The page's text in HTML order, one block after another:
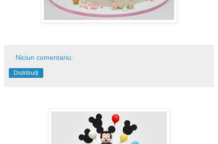
Niciun comentariu:
Distribuiți